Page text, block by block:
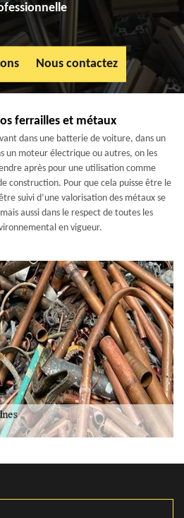
Nous contactez
ferrailles et métaux
dans une batterie de voiture, dans un
un moteur électrique ou autres, on les
après pour une utilisation comme
construction. Pour que cela puisse être le
suivi d’une valorisation des métaux se
aussi dans le respect de toutes les
en vigueur.